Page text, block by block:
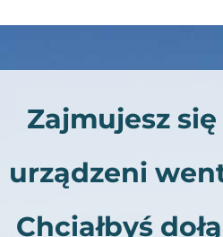
Zajmujesz
urządzeni
Chciałbyś